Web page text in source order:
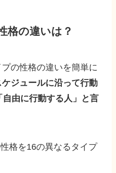
格の違いは？
の性格の違いを簡単に
ジュールに沿って行動
由に行動する人」と言
格を16の異なるタイプ